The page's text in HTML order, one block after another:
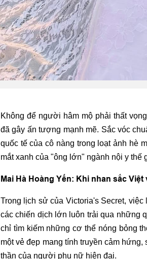
Không để người hâm mộ phải thất
đã gây ấn tượng mạnh mẽ. Sắc vóc
quốc tế của cô nàng trong loạt ảnh hè
mắt xanh của "ông lớn" ngành nội y thế
Mai Hà Hoàng Yến: Khi nhan sắc
Trong lịch sử của Victoria's Secret,
các chiến dịch lớn luôn trải qua những
chỉ tìm kiếm những cơ thể nóng bỏng
một vẻ đẹp mang tính truyền cảm
thần của người phụ nữ hiện đại.